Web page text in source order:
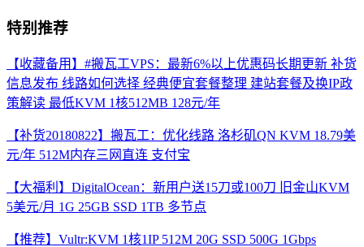
特别推荐
【收藏备用】#搬瓦工VPS：最新6%以上优惠码长期更新 补货
信息发布 线路如何选择 经典便宜套餐整理 建站套餐及换IP政
策解读 最低KVM 1核512MB 128元/年
【补货20180822】搬瓦工：优化线路 洛杉矶QN KVM 18.79美
元/年 512M内存三网直连 支付宝
【大福利】DigitalOcean：新用户送15刀或100刀 旧金山KVM
5美元/月 1G 25GB SSD 1TB 多节点
【推荐】Vultr:KVM 1核1IP 512M 20G SSD 500G 1Gbps